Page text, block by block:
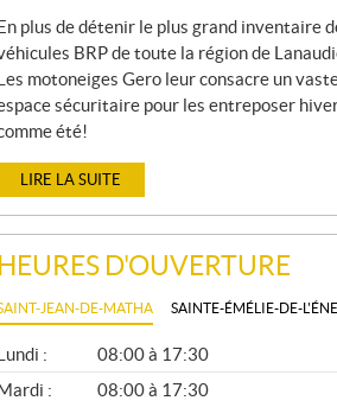
plus de détenir le plus grand inventaire
BRP de toute la région de
motoneiges Gero leur consacre un
sécuritaire pour les entreposer
été!
LIRE LA SUITE
HEURES D'OUVERTURE
JEAN-DE-MATHA SAINTE-ÉMÉLIE-DE-
:
08:00 à 17:30
:
08:00 à 17:30